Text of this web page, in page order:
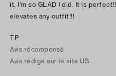
it. I’m so GLAD I did. It is
elevates any outfit!!!
TP
Avis récompensé
Avis rédigé sur le site US